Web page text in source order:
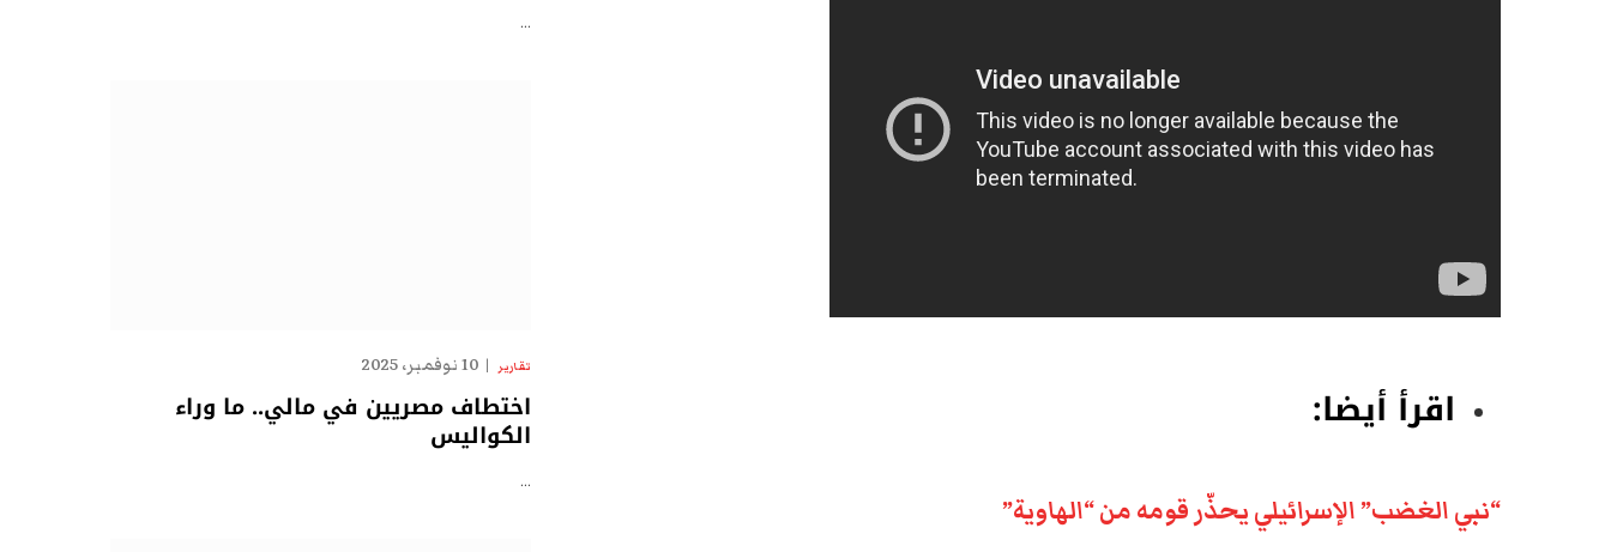
اقرأ أيضا:
“نبي الغضب” الإسرائيلي يحذّر قومه من “الهاوية”
…
تقارير 10 نوفمبر، 2025
اختطاف مصريين في مالي.. ما وراء
الكواليس
…